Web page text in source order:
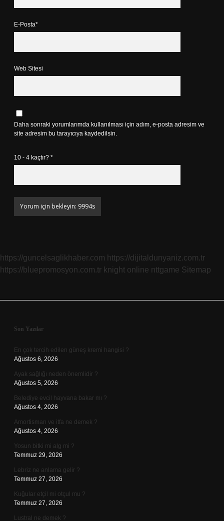
E-Posta*
Web Sitesi
Daha sonraki yorumlarımda kullanılması için adım, e-posta adresim ve
site adresim bu tarayıcıya kaydedilsin.
10 - 4 kaçtır? *
https://guncelsaglikhaber.com https://dijitaldunyaniz.com.tr
https://bluepromosyon.com.tr knight online nttgame Sitemap
Sidebar
Son Yazılar
En çok tercih edilen güneş kremi hangisi ?
Ağustos 6, 2026
Ayak sağlığı neden önemlidir ?
Ağustos 5, 2026
Belediye evcil hayvana bakar mı ?
Ağustos 4, 2026
Amortisman ve itfa ne demek ?
Ağustos 4, 2026
Yosun bitki mi alg mi ?
Temmuz 29, 2026
Lebriz ne anlama gelir ?
Temmuz 27, 2026
Kuğular etçil mi otçul mu ?
Temmuz 27, 2026
Lustral ne demek ?